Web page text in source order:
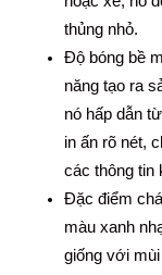
thủng nhỏ.
Độ bóng bề
năng tạo ra
nó hấp dẫn
in ấn rõ nét,
các thông tin
Đặc điểm
màu xanh
giống với